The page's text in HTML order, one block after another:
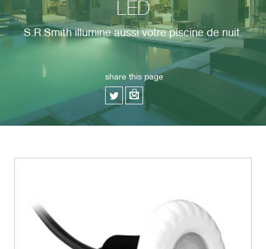
LED
S.R.Smith illumine aussi votre piscine de nuit.
share this page